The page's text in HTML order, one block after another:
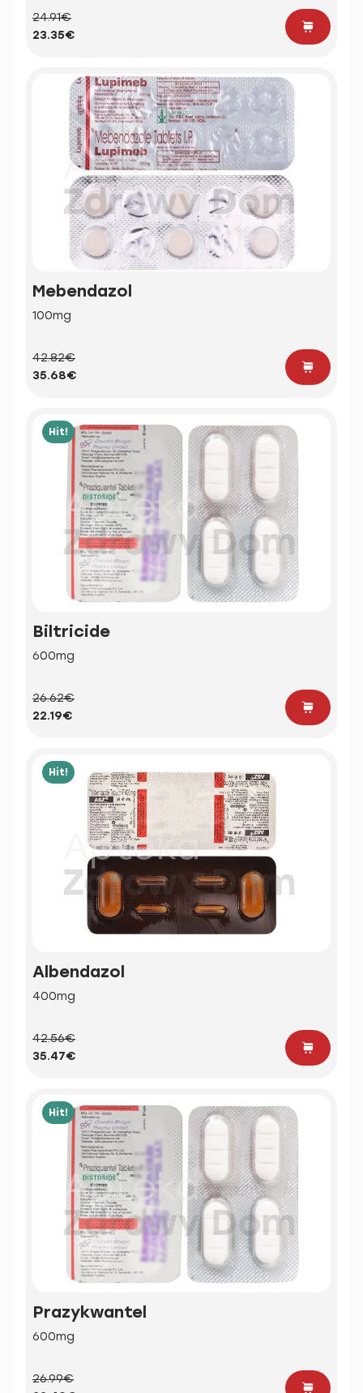
24.91€
23.35€
Mebendazol
100mg
42.82€
35.68€
Hit!
Biltricide
600mg
26.62€
22.19€
Hit!
Albendazol
400mg
42.56€
35.47€
Hit!
Prazykwantel
600mg
26.99€